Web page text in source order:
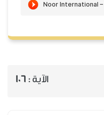
الآية : 106